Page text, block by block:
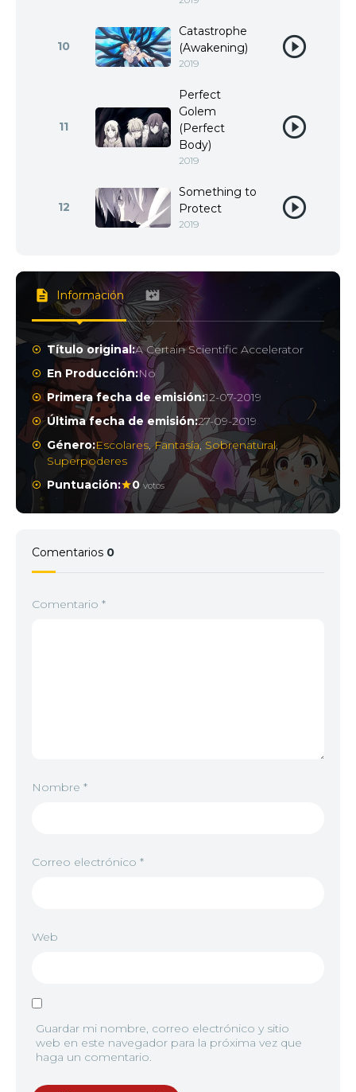
10
Catastrophe
(Awakening)
2019
11
Perfect
Golem
(Perfect
Body)
2019
12
Something to
Protect
2019
Información
Título original:A Certain Scientific Accelerator
En Producción:No
Primera fecha de emisión:12-07-2019
Última fecha de emisión:27-09-2019
Género:Escolares,Fantasía, Sobrenatural,
Superpoderes
Puntuación:
0 votos
Comentarios 0
Comentario *
Nombre *
Correo electrónico *
Web
Guardar mi nombre, correo electrónico y sitio
web en este navegador para la próxima vez que
haga un comentario.